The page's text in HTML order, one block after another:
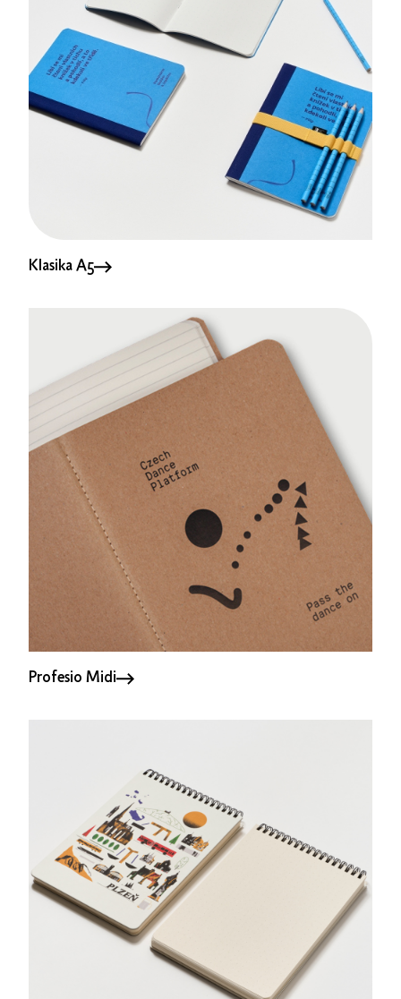
Klasika A5
Profesio Midi